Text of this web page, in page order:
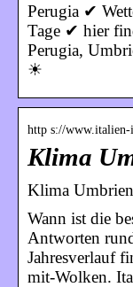
Perugia ✔
Tage ✔ hier
Perugia,
☀
http s://
Klima
Klima
Wann ist die
Antworten
Jahresverlauf
mit-Wolken.